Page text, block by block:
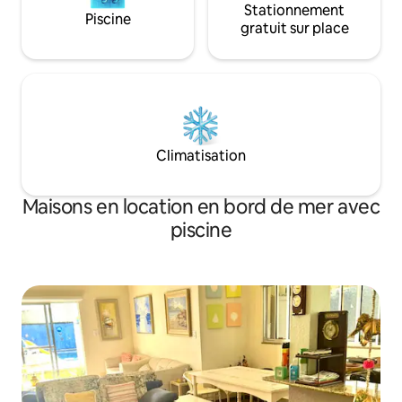
Piscine
Stationnement
gratuit sur place
Climatisation
Maisons en location en bord de mer avec
piscine